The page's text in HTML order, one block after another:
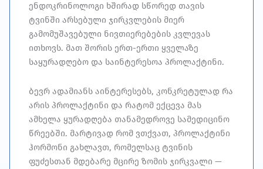
ენდოკრინოლოგი ხშირად სწორედ თავის
ტვინში არსებული ჯირკვლების მიერ
გამომუშავებული ნივთიერებების კვლევას
ითხოვს. მათ შორის ერთ-ერთი ყველაზე
საყურადღებო და საინტერესოა პროლაქტინი.
ბევრ ადამიანს აინტერესებს, კონკრეტულად რა
არის პროლაქტინი და რატომ ექცევა მას
ამხელა ყურადღება თანამედროვე სამედიცინო
წრეებში. მარტივად რომ ვთქვათ, პროლაქტინი
ჰორმონი გახლავთ, რომელსაც ტვინის
ფუძესთან მდებარე მცირე ზომის ჯირკვალი —